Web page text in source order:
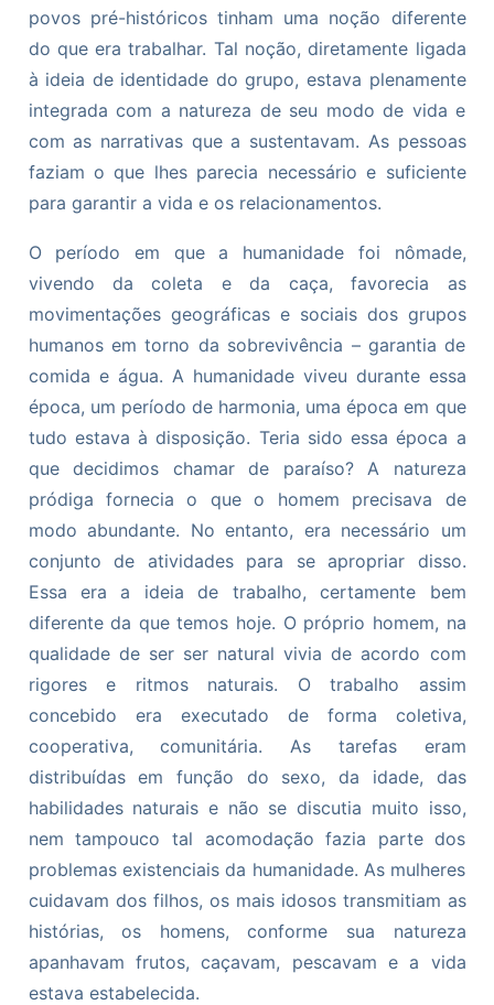
povos pré-históricos tinham uma noção diferente
do que era trabalhar. Tal noção, diretamente ligada
à ideia de identidade do grupo, estava plenamente
integrada com a natureza de seu modo de vida e
com as narrativas que a sustentavam. As pessoas
faziam o que lhes parecia necessário e suficiente
para garantir a vida e os relacionamentos.
O período em que a humanidade foi nômade,
vivendo da coleta e da caça, favorecia as
movimentações geográficas e sociais dos grupos
humanos em torno da sobrevivência – garantia de
comida e água. A humanidade viveu durante essa
época, um período de harmonia, uma época em que
tudo estava à disposição. Teria sido essa época a
que decidimos chamar de paraíso? A natureza
pródiga fornecia o que o homem precisava de
modo abundante. No entanto, era necessário um
conjunto de atividades para se apropriar disso.
Essa era a ideia de trabalho, certamente bem
diferente da que temos hoje. O próprio homem, na
qualidade de ser ser natural vivia de acordo com
rigores e ritmos naturais. O trabalho assim
concebido era executado de forma coletiva,
cooperativa, comunitária. As tarefas eram
distribuídas em função do sexo, da idade, das
habilidades naturais e não se discutia muito isso,
nem tampouco tal acomodação fazia parte dos
problemas existenciais da humanidade. As mulheres
cuidavam dos filhos, os mais idosos transmitiam as
histórias, os homens, conforme sua natureza
apanhavam frutos, caçavam, pescavam e a vida
estava estabelecida.